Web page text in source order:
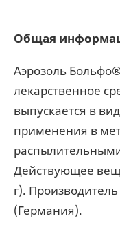
Общая
Аэрозоль
лекарственное
выпускается в
применения в
Действующее
г).
(Германия).